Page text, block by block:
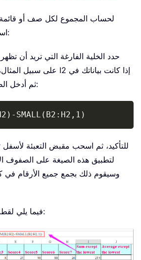
لحساب المجموع لكل صف أو
استخدم الطريقة التالية:
B2:H2)، ثم أدخل الصيغة التالية:
SMALL(B2:H2,1)
لتطبيق هذه الصيغة على الصفوف
وسيقوم ذلك بجمع جميع الأرقام
فيما يلي لقطة شاشة للرجوع إليها: